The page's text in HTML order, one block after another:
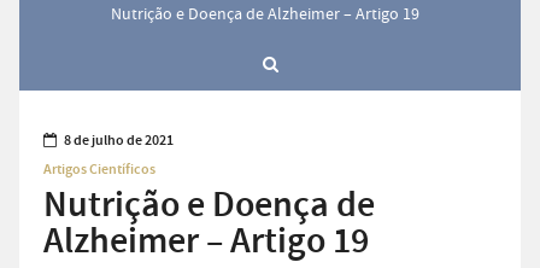
Nutrição e Doença de Alzheimer – Artigo 19
8 de julho de 2021
Artigos Científicos
Nutrição e Doença de
Alzheimer – Artigo 19